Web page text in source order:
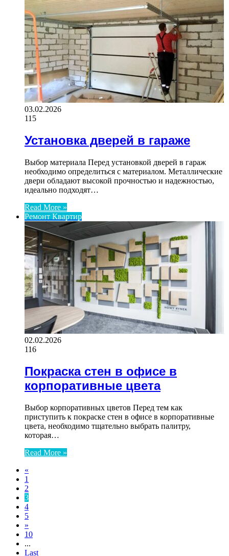
03.02.2026
115
Установка дверей в гараже
Выбор материала Перед установкой дверей в гараж
необходимо определиться с материалом. Металлические
двери обладают высокой прочностью и надежностью,
идеально подходят…
Read More »
Ремонт Квартир
02.02.2026
116
Покраска стен в офисе в
корпоративные цвета
Выбор корпоративных цветов Перед тем как
приступить к покраске стен в офисе в корпоративные
цвета, необходимо тщательно выбрать палитру,
которая…
Read More »
«
1
2
3
4
5
»
10
...
Last